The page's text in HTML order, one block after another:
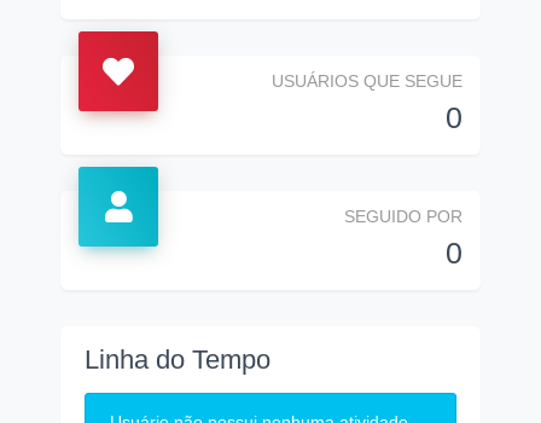
USUÁRIOS QUE SEGUE
0
SEGUIDO POR
0
Linha do Tempo